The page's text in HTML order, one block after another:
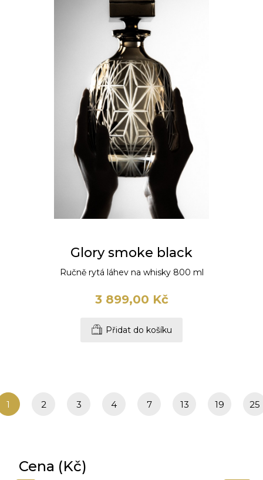
Glory smoke black
Ručně rytá láhev na whisky 800 ml
3 899,00 Kč
Přidat do košíku
1 2 3 4 7 13 19 25
Cena (Kč)